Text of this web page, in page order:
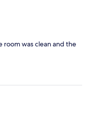
room was clean and the